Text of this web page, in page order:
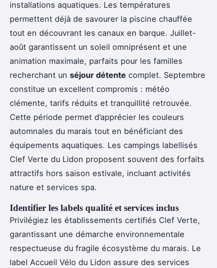
installations aquatiques. Les températures
permettent déjà de savourer la piscine chauffée
tout en découvrant les canaux en barque. Juillet-
août garantissent un soleil omniprésent et une
animation maximale, parfaits pour les familles
recherchant un séjour détente complet. Septembre
constitue un excellent compromis : météo
clémente, tarifs réduits et tranquillité retrouvée.
Cette période permet d’apprécier les couleurs
automnales du marais tout en bénéficiant des
équipements aquatiques. Les campings labellisés
Clef Verte du Lidon proposent souvent des forfaits
attractifs hors saison estivale, incluant activités
nature et services spa.
Identifier les labels qualité et services inclus
Privilégiez les établissements certifiés Clef Verte,
garantissant une démarche environnementale
respectueuse du fragile écosystème du marais. Le
label Accueil Vélo du Lidon assure des services